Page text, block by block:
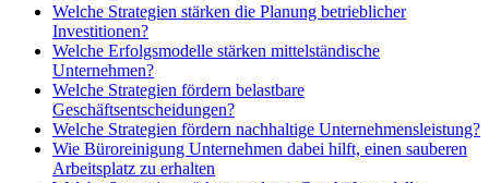
Welche Strategien stärken die Planung betrieblicher
Investitionen?
Welche Erfolgsmodelle stärken mittelständische
Unternehmen?
Welche Strategien fördern belastbare
Geschäftsentscheidungen?
Welche Strategien fördern nachhaltige Unternehmensleistung?
Wie Büroreinigung Unternehmen dabei hilft, einen sauberen
Arbeitsplatz zu erhalten